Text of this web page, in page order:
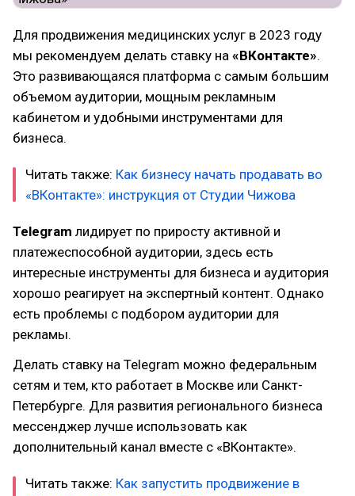
Для продвижения медицинских услуг в 2023 году
мы рекомендуем делать ставку на «ВКонтакте».
Это развивающаяся платформа с самым большим
объемом аудитории, мощным рекламным
кабинетом и удобными инструментами для
бизнеса.
Читать также: Как бизнесу начать продавать во
«ВКонтакте»: инструкция от Студии Чижова
Telegram лидирует по приросту активной и
платежеспособной аудитории, здесь есть
интересные инструменты для бизнеса и аудитория
хорошо реагирует на экспертный контент. Однако
есть проблемы с подбором аудитории для
рекламы.
Делать ставку на Telegram можно федеральным
сетям и тем, кто работает в Москве или Санкт-
Петербурге. Для развития регионального бизнеса
мессенджер лучше использовать как
дополнительный канал вместе с «ВКонтакте».
Читать также: Как запустить продвижение в